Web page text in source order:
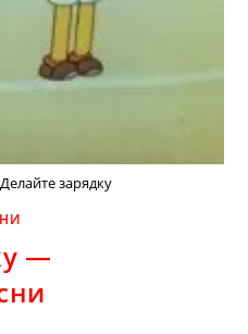
зарядку
—